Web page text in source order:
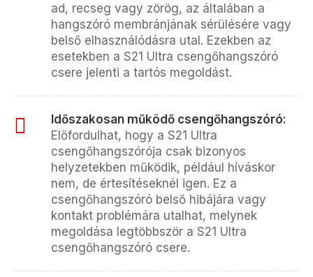
ad, recseg vagy zörög, az általában a
hangszóró membránjának sérülésére vagy
belső elhasználódásra utal. Ezekben az
esetekben a S21 Ultra csengőhangszóró
csere jelenti a tartós megoldást.
Időszakosan működő csengőhangszóró:
Előfordulhat, hogy a S21 Ultra
csengőhangszórója csak bizonyos
helyzetekben működik, például híváskor
nem, de értesítéseknél igen. Ez a
csengőhangszóró belső hibájára vagy
kontakt problémára utalhat, melynek
megoldása legtöbbször a S21 Ultra
csengőhangszóró csere.